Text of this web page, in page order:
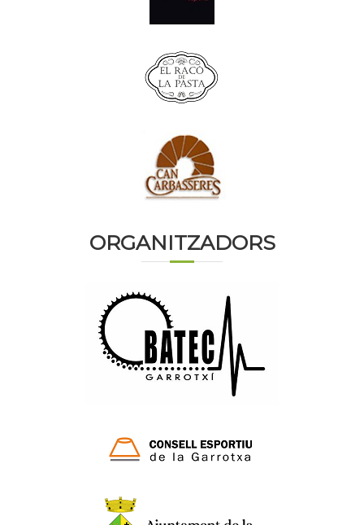
ORGANITZADORS